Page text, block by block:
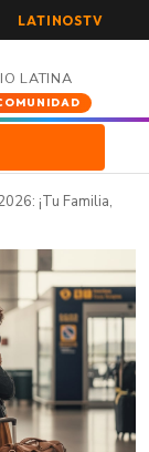
LATINOSTV
LATINA
¡Tu Familia,